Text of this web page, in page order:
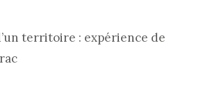
territoire : expérience de